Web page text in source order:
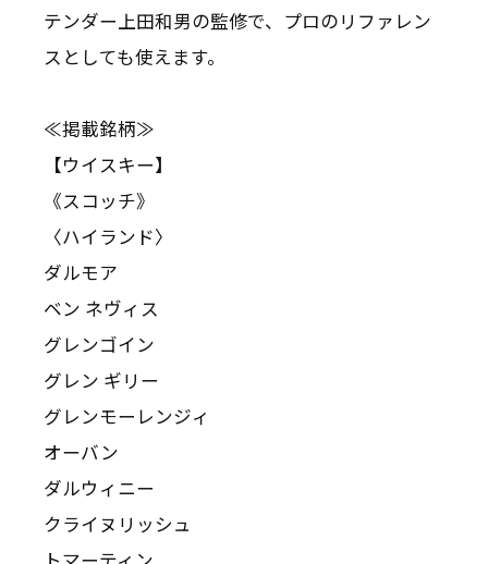
テンダー上田和男の監修で、プロのリファレン
スとしても使えます。
≪掲載銘柄≫
【ウイスキー】
《スコッチ》
〈ハイランド〉
ダルモア
ベン ネヴィス
グレンゴイン
グレン ギリー
グレンモーレンジィ
オーバン
ダルウィニー
クライヌリッシュ